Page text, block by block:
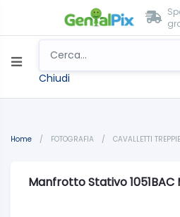
Chiudi
Home / FOTOGRAFIA / CAVALLETTI
Manfrotto Stativo